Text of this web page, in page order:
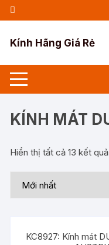
Chuyển
tới
dungKính Hãng Giá Rẻ
KÍNH MÁT
Hiển thị tất cả 13 kết quả
KC8927: Kính mát